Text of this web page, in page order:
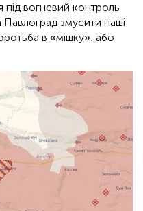
під вогневий контроль
змусити наші
в «мішку», або